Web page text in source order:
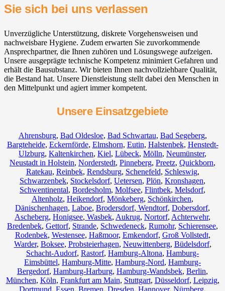
Sie sich bei uns verlassen
Unverzügliche Unterstützung, diskrete Vorgehensweisen und
nachweisbare Hygiene. Zudem erwarten Sie zuvorkommende
Ansprechpartner, die Ihnen zuhören und Lösungswege aufzeigen.
Unsere ausgeprägte technische Kompetenz minimiert Gefahren und
erhält die Bausubstanz. Wir bieten Ihnen nachvollziehbare Qualität,
die Bestand hat. Unsere Dienstleistung stellt dabei den Menschen in
den Mittelpunkt und agiert immer kompetent.
Unsere Einsatzgebiete
Ahrensburg, Bad Oldesloe, Bad Schwartau, Bad Segeberg,
Bargteheide, Eckernförde, Elmshorn, Eutin, Halstenbek, Henstedt-
Ulzburg, Kaltenkirchen, Kiel, Lübeck, Mölln, Neumünster,
Neustadt in Holstein, Norderstedt, Pinneberg, Preetz, Quickborn,
Ratekau, Reinbek, Rendsburg, Schenefeld, Schleswig,
Schwarzenbek, Stockelsdorf, Uetersen, Plön, Kronshagen,
Schwentinental, Bordesholm, Molfsee, Flintbek, Melsdorf,
Altenholz, Heikendorf, Mönkeberg, Schönkirchen,
Dänischenhagen, Laboe, Brodersdorf, Wendtorf, Dobersdorf,
Ascheberg, Honigsee, Wasbek, Aukrug, Nortorf, Achterwehr,
Bredenbek, Gettorf, Strande, Schwedeneck, Rumohr, Schierensee,
Rodenbek, Westensee, Haßmoor, Emkendorf, Groß Vollstedt,
Warder, Boksee, Probsteierhagen, Neuwittenberg, Büdelsdorf,
Schacht-Audorf, Rastorf, Hamburg-Altona, Hamburg-
Eimsbüttel, Hamburg-Mitte, Hamburg-Nord, Hamburg-
Bergedorf, Hamburg-Harburg, Hamburg-Wandsbek, Berlin,
München, Köln, Frankfurt am Main, Stuttgart, Düsseldorf, Leipzig,